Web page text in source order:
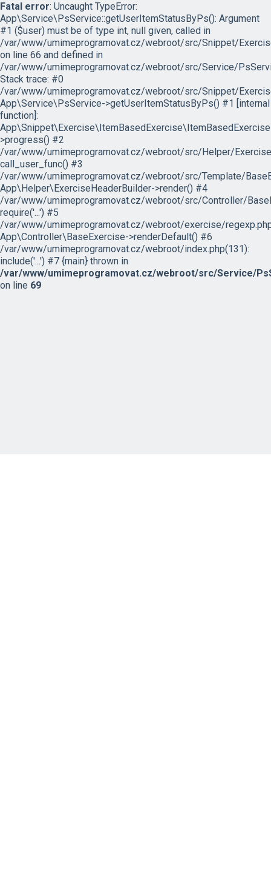
Fatal error: Uncaught TypeError:
App\Service\PsService::getUserItemStatusByPs(): Argument
#1 ($user) must be of type int, null given, called in
/var/www/umimeprogramovat.cz/webroot/src/Snippet/
on line 66 and defined in
/var/www/umimeprogramovat.cz/webroot/src/Service/
Stack trace: #0
/var/www/umimeprogramovat.cz/webroot/src/Snippet/
App\Service\PsService->getUserItemStatusByPs() #1 [internal
function]:
>progress() #2
/var/www/umimeprogramovat.cz/webroot/src/Helper/
call_user_func() #3
/var/www/umimeprogramovat.cz/webroot/src/Template/
App\Helper\ExerciseHeaderBuilder->render() #4
/var/www/umimeprogramovat.cz/webroot/src/Controller/
require('...') #5
/var/www/umimeprogramovat.cz/webroot/exercise/
App\Controller\BaseExercise->renderDefault() #6
/var/www/umimeprogramovat.cz/webroot/index.php(131):
include('...') #7 {main} thrown in
/var/www/umimeprogramovat.cz/webroot/src/Service/
on line 69